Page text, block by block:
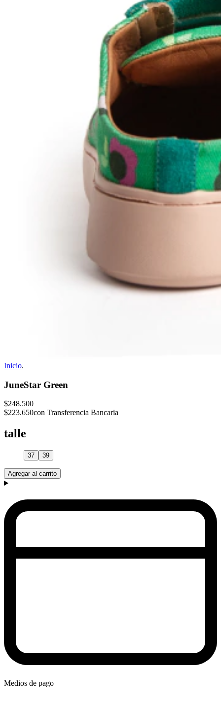
Inicio.
JuneStar Green
$248.500
$223.650con Transferencia Bancaria
talle
37 39
Agregar al carrito
Medios de pago